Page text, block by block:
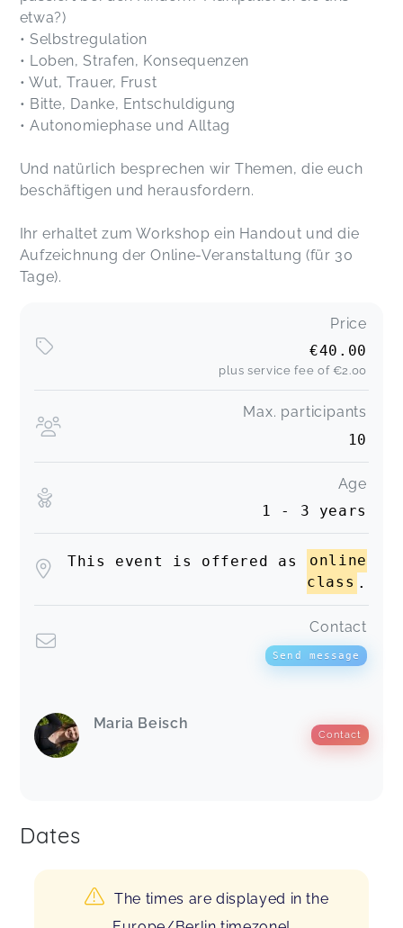
etwa?)
• Selbstregulation
• Loben, Strafen, Konsequenzen
• Wut, Trauer, Frust
• Bitte, Danke, Entschuldigung
• Autonomiephase und Alltag
Und natürlich besprechen wir Themen, die euch
beschäftigen und herausfordern.
Ihr erhaltet zum Workshop ein Handout und die
Aufzeichnung der Online-Veranstaltung (für 30
Tage).
Price
€40.00
plus service fee of €2.00
Max. participants
10
Age
1 - 3 years
This event is offered as
online
class .
Contact
Send message
Maria Beisch
Contact
Dates
The times are displayed in the